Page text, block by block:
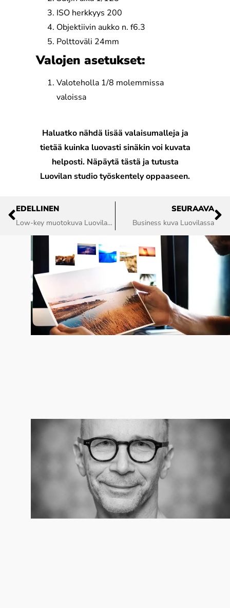
ISO herkkyys 200
Objektiivin aukko n. f6.3
Polttoväli 24mm
Valojen asetukset:
Valoteholla 1/8 molemmissa
valoissa
Haluatko nähdä lisää valaisumalleja ja
tietää kuinka luovasti sinäkin voi kuvata
helposti. Näpäytä tästäja tutusta
Luovilan studio työskentely oppaaseen.
EDELLINEN
Low-key muotokuva Luovilassa
SEURAAVA
Business kuva Luovilassa